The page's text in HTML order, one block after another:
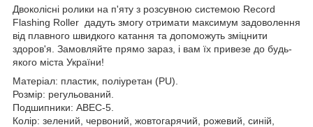
Двоколісні ролики на п'яту з розсувною системою Record
Flashing Roller дадуть змогу отримати максимум задоволення
від плавного швидкого катання та допоможуть зміцнити
здоров'я. Замовляйте прямо зараз, і вам їх привезе до будь-
якого міста України!
Матеріал: пластик, поліуретан (PU).
Розмір: регульований.
Подшипники: ABEC-5.
Колір: зелений, червоний, жовтогарячий, рожевий, синій,